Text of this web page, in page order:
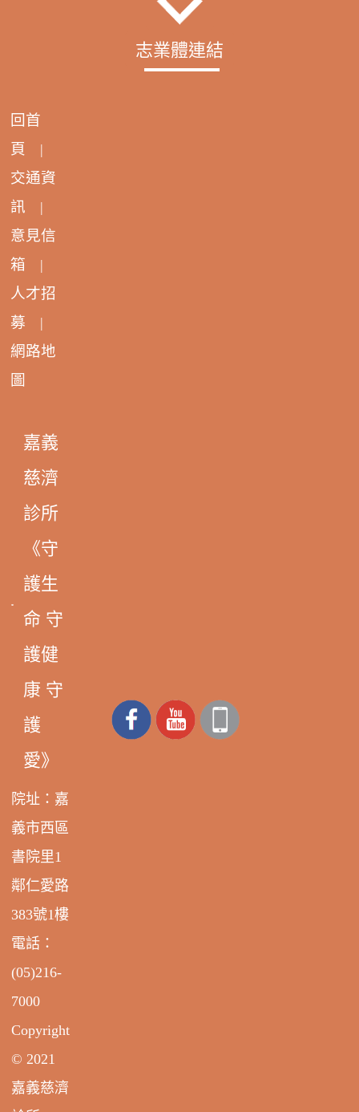
志業體連結
回首
頁 |
交通資
訊 |
意見信
箱 |
人才招
募 |
網路地
圖
嘉義
慈濟
診所
《守
護生
命 守
護健
康 守
護
愛》
院址：嘉
義市西區
書院里1
鄰仁愛路
383號1樓
電話：
(05)216-
7000
Copyright
© 2021
嘉義慈濟